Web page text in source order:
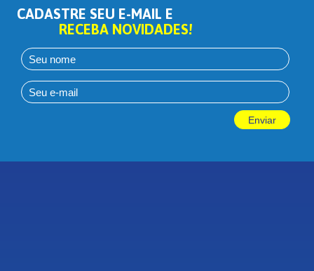
CADASTRE SEU E-MAIL E
RECEBA NOVIDADES!